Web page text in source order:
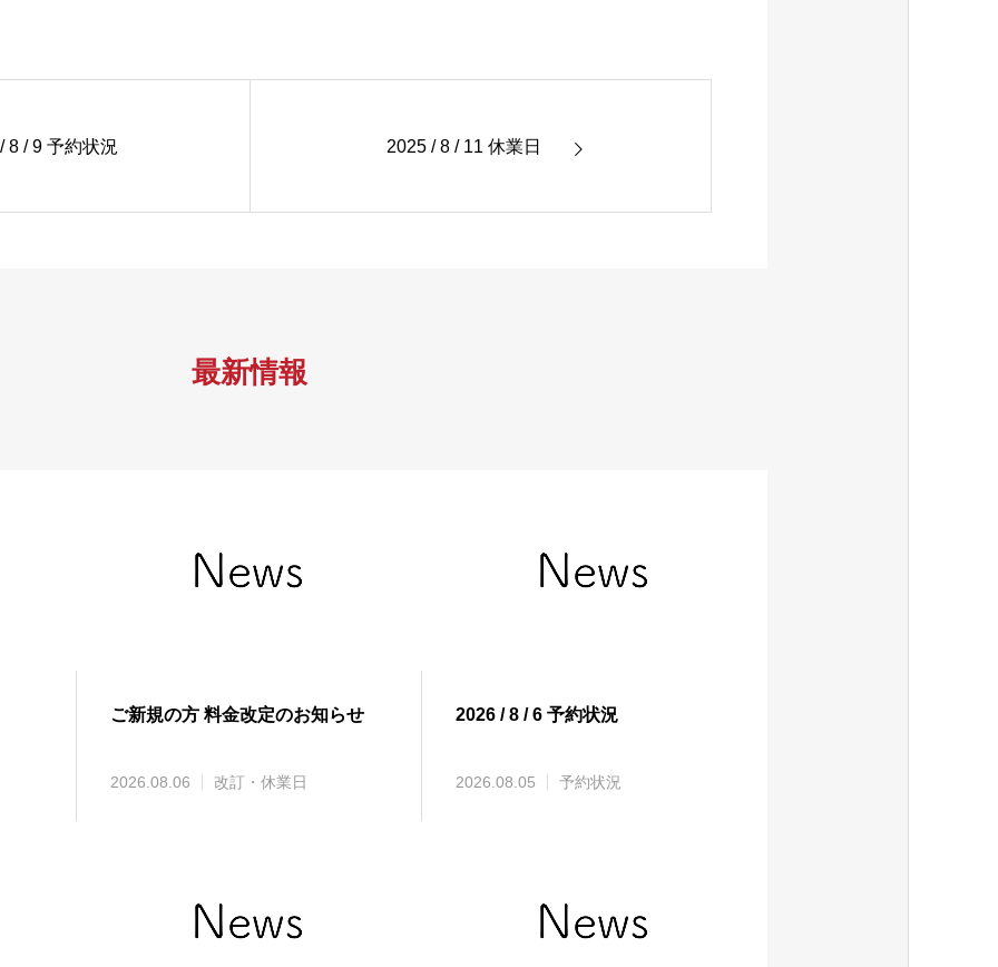
8 / 9 予約状況 2025 / 8 / 11 休業日
最新情報
ご新規の方 料金改定のお知らせ
2026.08.06 改訂・休業日
2026 / 8 / 6 予約状況
2026.08.05 予約状況